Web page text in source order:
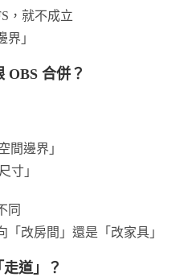
，就不成立
」
OBS 合併？
間邊界」
寸」
同
改房間」還是「改家具」
道」？